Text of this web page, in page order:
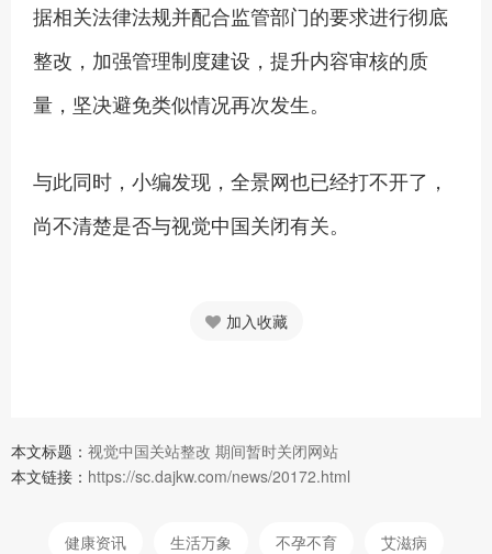
据相关法律法规并配合监管部门的要求进行彻底
整改，加强管理制度建设，提升内容审核的质
量，坚决避免类似情况再次发生。
与此同时，小编发现，全景网也已经打不开了，
尚不清楚是否与视觉中国关闭有关。
加入收藏
本文标题： 视觉中国关站整改 期间暂时关闭网站
本文链接： https://sc.dajkw.com/news/20172.html
健康资讯 生活万象 不孕不育
艾滋病